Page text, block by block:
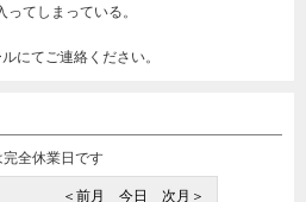
てしまっている。
にてご連絡ください。
全休業日です
次月＞
今日
＜前月